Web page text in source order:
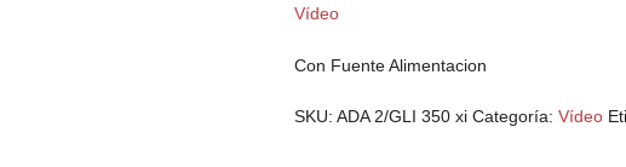
Vídeo
Con Fuente Alimentacion
SKU:ADA 2/GLI 350 xi Categoría:Vídeo